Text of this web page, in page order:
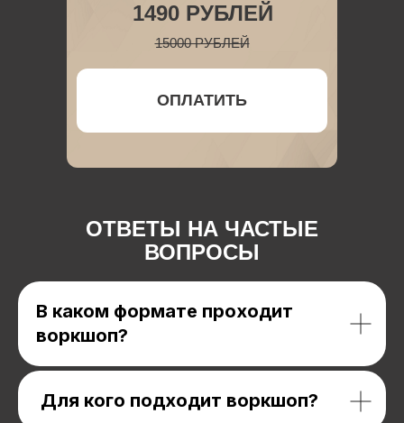
15000 РУБЛЕЙ
1490 РУБЛЕЙ
ОПЛАТИТЬ
ОТВЕТЫ НА ЧАСТЫЕ
ВОПРОСЫ
В каком формате проходит
воркшоп?
Для кого подходит воркшоп?